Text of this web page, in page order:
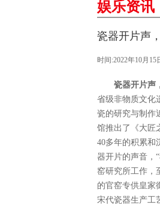
娱乐资讯
瓷器开片声
时间:2022年10月15
瓷器开片声
省级非物质文化
瓷的研究与制
馆推出了《大匠
40多年的积累
器开片的声音，
窑研究所工作
的官窑专供皇家
宋代瓷器生产